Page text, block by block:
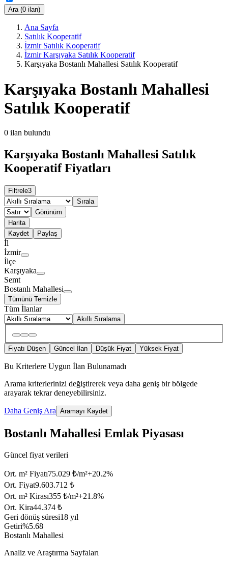
Ara (0 ilan)
Ana Sayfa
Satılık Kooperatif
İzmir Satılık Kooperatif
İzmir Karşıyaka Satılık Kooperatif
Karşıyaka Bostanlı Mahallesi Satılık Kooperatif
Karşıyaka Bostanlı Mahallesi
Satılık Kooperatif
0 ilan bulundu
Karşıyaka Bostanlı Mahallesi Satılık
Kooperatif Fiyatları
Filtrele3
Sırala
Görünüm
Harita
Kaydet
Paylaş
İl
İzmir
İlçe
Karşıyaka
Semt
Bostanlı Mahallesi
Tümünü Temizle
Tüm İlanlar
Akıllı Sıralama
Fiyatı Düşen Güncel İlan Düşük Fiyat Yüksek Fiyat
Bu Kriterlere Uygun İlan Bulunamadı
Arama kriterlerinizi değiştirerek veya daha geniş bir bölgede
arayarak tekrar deneyebilirsiniz.
Daha Geniş Ara Aramayı Kaydet
Bostanlı Mahallesi Emlak Piyasası
Güncel fiyat verileri
Ort. m² Fiyatı75.029 ₺/m²+20.2%
Ort. Fiyat9.603.712 ₺
Ort. m² Kirası355 ₺/m²+21.8%
Ort. Kira44.374 ₺
Geri dönüş süresi18 yıl
Getiri%5.68
Bostanlı Mahallesi
Analiz ve Araştırma Sayfaları